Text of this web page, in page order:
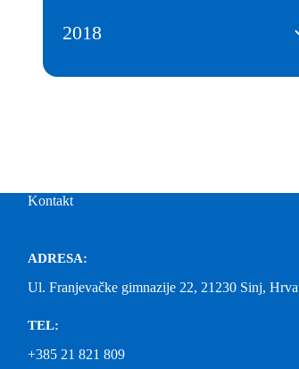
2018
Kontakt
ADRESA:
Ul. Franjevačke gimnazije 22, 21230 Sinj,
TEL:
+385 21 821 809